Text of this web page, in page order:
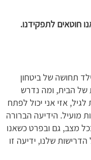
חוטאים לתפקידנו.
תחושה של ביטחון
של הבית, ומה נדרש
אזי אני יכול לפתח
מועיל. הידיעה הברורה
מצב, גם ובפרט כשאנו
שלנו, ידיעה זו